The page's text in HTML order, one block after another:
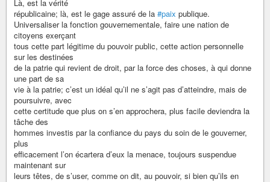
Là, est la vérité
républicaine; là, est le gage assuré de la #paix publique.
Universaliser la fonction gouvernementale, faire une nation de
citoyens exerçant
tous cette part légitime du pouvoir public, cette action personnelle
sur les destinées
de la patrie qui revient de droit, par la force des choses, à qui donne
une part de sa
vie à la patrie; c’est un idéal qu’il ne s’agit pas d’atteindre, mais de
poursuivre, avec
cette certitude que plus on s’en approchera, plus facile deviendra la
tâche des
hommes investis par la confiance du pays du soin de le gouverner,
plus
efficacement l’on écartera d’eux la menace, toujours suspendue
maintenant sur
leurs têtes, de s’user, comme on dit, au pouvoir, si bien qu’ils en